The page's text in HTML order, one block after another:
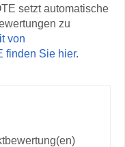
setzt automatische
zu
von
finden Sie hier.